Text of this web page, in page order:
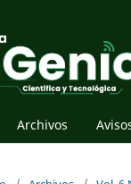
Archivos